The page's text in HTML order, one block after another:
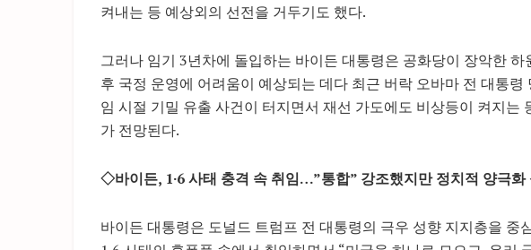
켜내는 등 예상외의 선전을 거두기도 했다.
그러나 임기 3년차에 돌입하는 바이든 대통령은 공화당이 장악한 하
후 국정 운영에 어려움이 예상되는 데다 최근 버락 오바마 전 대통령
임 시절 기밀 유출 사건이 터지면서 재선 가도에도 비상등이 켜지는
가 전망된다.
◇바이든, 1·6 사태 충격 속 취임…”통합” 강조했지만 정치적 양극화
바이든 대통령은 도널드 트럼프 전 대통령의 극우 성향 지지층을 중